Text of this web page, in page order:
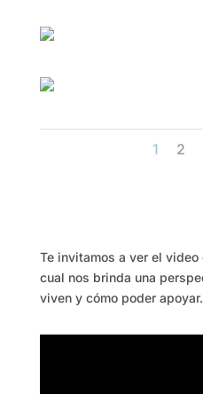
1 2
Te invitamos a ver el
cual nos brinda una
viven y cómo poder apoyar.